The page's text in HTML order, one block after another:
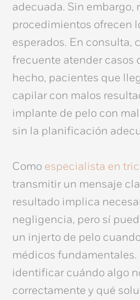
adecuada. Sin embargo,
procedimientos ofrecen
esperados. En consulta,
frecuente atender casos
hecho, pacientes que
capilar con malos
implante de pelo con
sin la planificación
Como especialista en
transmitir un mensaje
resultado implica
negligencia, pero sí
un injerto de pelo
médicos fundamentales.
identificar cuándo algo
correctamente y qué